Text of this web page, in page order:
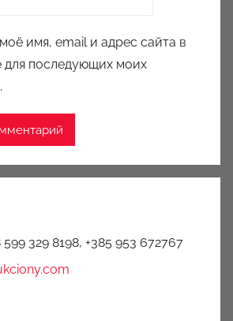
имя, email и адрес сайта в
для последующих моих
599 329 8198, +385 953 672767